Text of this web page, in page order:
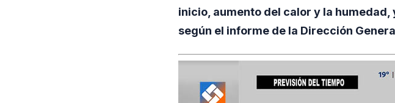
inicio, aumento del calor y la
según el informe de la Dirección